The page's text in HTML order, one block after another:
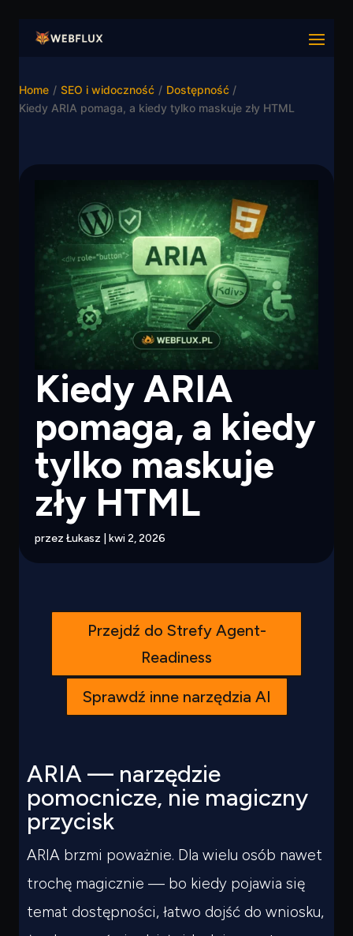
Home / SEO i widoczność / Dostępność /
Kiedy ARIA pomaga, a kiedy tylko maskuje zły HTML
Kiedy ARIA
pomaga, a kiedy
tylko maskuje
zły HTML
przez Łukasz kwi 2, 2026
Przejdź do Strefy Agent-
Readiness
Sprawdź inne narzędzia AI
ARIA — narzędzie
pomocnicze, nie magiczny
przycisk
ARIA brzmi poważnie. Dla wielu osób nawet
trochę magicznie — bo kiedy pojawia się
temat dostępności, łatwo dojść do wniosku,